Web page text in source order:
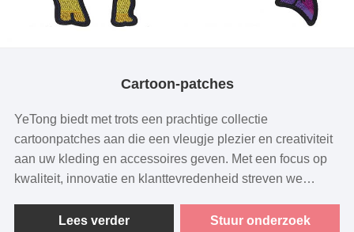
Cartoon-patches
YeTong biedt met trots een prachtige collectie
cartoonpatches aan die een vleugje plezier en creativiteit
aan uw kleding en accessoires geven. Met een focus op
kwaliteit, innovatie en klanttevredenheid streven we
overtreffen en zelfexpressie stimuleren. Onze Cartoon-
Lees verder Stuur onderzoek